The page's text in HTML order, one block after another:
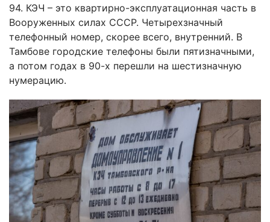
94. КЭЧ – это квартирно-эксплуатационная часть в
Вооруженных силах СССР. Четырехзначный
телефонный номер, скорее всего, внутренний. В
Тамбове городские телефоны были пятизначными,
а потом годах в 90-х перешли на шестизначную
нумерацию.